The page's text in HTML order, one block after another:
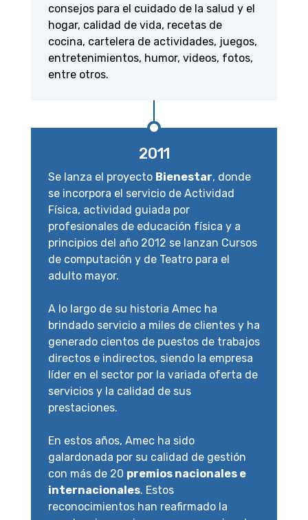
consejos para el cuidado de la salud y el
hogar, calidad de vida, recetas de
cocina, cartelera de actividades, juegos,
entretenimientos, humor, videos, fotos,
entre otros.
2011
Se lanza el proyecto Bienestar, donde
se incorpora el servicio de Actividad
Física, actividad guiada por
profesionales de educación física y a
principios del año 2012 se lanzan Cursos
de computación y de Teatro para el
adulto mayor.
A lo largo de su historia Amec ha
brindado servicio a miles de clientes y ha
generado cientos de puestos de trabajos
directos e indirectos, siendo la empresa
líder en el sector por la variada oferta de
servicios y la calidad de sus
prestaciones.
En estos años, Amec ha sido
galardonada por su calidad de gestión
con más de 20 premios nacionales e
internacionales. Estos
reconocimientos han reafirmado la